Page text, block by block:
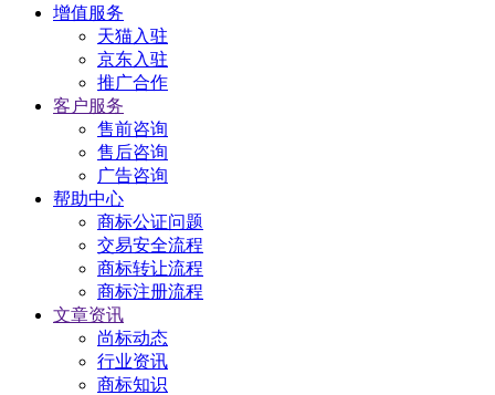
增值服务
天猫入驻
京东入驻
推广合作
客户服务
售前咨询
售后咨询
广告咨询
帮助中心
商标公证问题
交易安全流程
商标转让流程
商标注册流程
文章资讯
尚标动态
行业资讯
商标知识